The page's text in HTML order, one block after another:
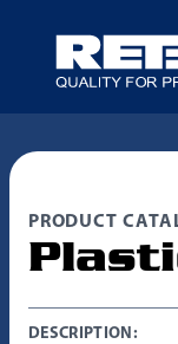
PRODUCT
DESCRIPTION: